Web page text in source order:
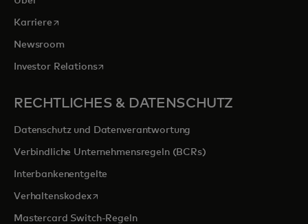
Karrierewird in einer neuen Registerkarte geöffnet
Newsroom
Investor Relationswird in einer neuen Registerkarte geöffnet
RECHTLICHES & DATENSCHUTZ
Datenschutz und Datenverantwortung
Verbindliche Unternehmensregeln (BCRs)
Interbankenentgelte
Verhaltenskodexwird in einer neuen Registerkarte geöffnet
Mastercard Switch-Regeln